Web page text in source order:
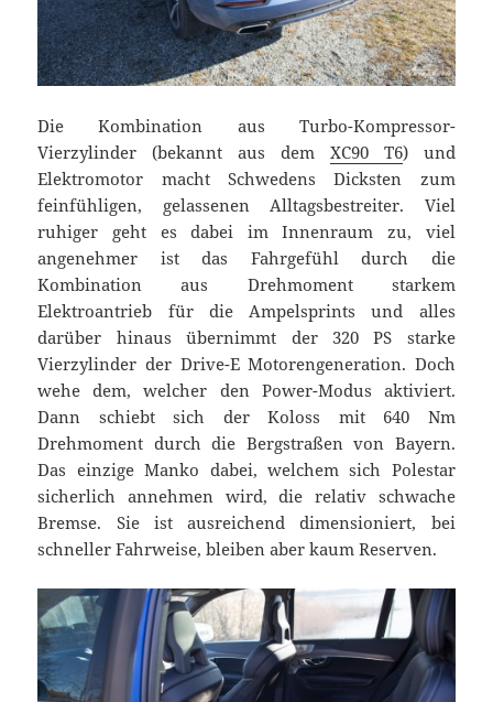
Die Kombination aus Turbo-Kompressor-
Vierzylinder (bekannt aus dem XC90 T6) und
Elektromotor macht Schwedens Dicksten zum
feinfühligen, gelassenen Alltagsbestreiter. Viel
ruhiger geht es dabei im Innenraum zu, viel
angenehmer ist das Fahrgefühl durch die
Kombination aus Drehmoment starkem
Elektroantrieb für die Ampelsprints und alles
darüber hinaus übernimmt der 320 PS starke
Vierzylinder der Drive-E Motorengeneration. Doch
wehe dem, welcher den Power-Modus aktiviert.
Dann schiebt sich der Koloss mit 640 Nm
Drehmoment durch die Bergstraßen von Bayern.
Das einzige Manko dabei, welchem sich Polestar
sicherlich annehmen wird, die relativ schwache
Bremse. Sie ist ausreichend dimensioniert, bei
schneller Fahrweise, bleiben aber kaum Reserven.